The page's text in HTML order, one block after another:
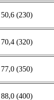
50,6 (230)
70,4 (320)
77,0 (350)
88,0 (400)